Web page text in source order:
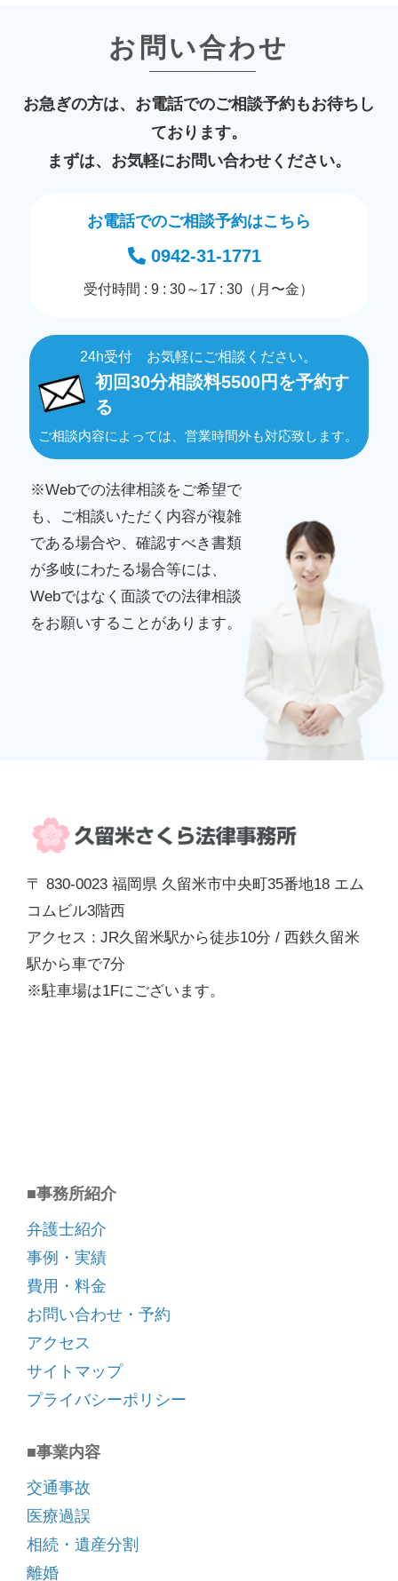
お問い合わせ
お急ぎの方は、お電話でのご相談予約もお待ちし
ております。
まずは、お気軽にお問い合わせください。
お電話でのご相談予約はこちら
0942-31-1771
受付時間 : 9 : 30～17 : 30（月〜金）
24h受付 お気軽にご相談ください。
初回30分相談料5500円を予約す
る
ご相談内容によっては、営業時間外も対応致します。
※Webでの法律相談をご希望で
も、ご相談いただく内容が複雑
である場合や、確認すべき書類
が多岐にわたる場合等には、
Webではなく面談での法律相談
をお願いすることがあります。
〒 830-0023 福岡県 久留米市中央町35番地18 エム
コムビル3階西
アクセス : JR久留米駅から徒歩10分 / 西鉄久留米
駅から車で7分
※駐車場は1Fにございます。
■事務所紹介
弁護士紹介
事例・実績
費用・料金
お問い合わせ・予約
アクセス
サイトマップ
プライバシーポリシー
■事業内容
交通事故
医療過誤
相続・遺産分割
離婚